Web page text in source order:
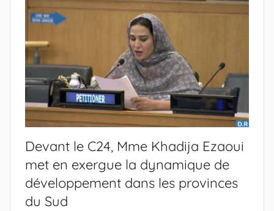
Devant le C24, Mme Khadija Ezaoui
met en exergue la dynamique de
développement dans les provinces
du Sud